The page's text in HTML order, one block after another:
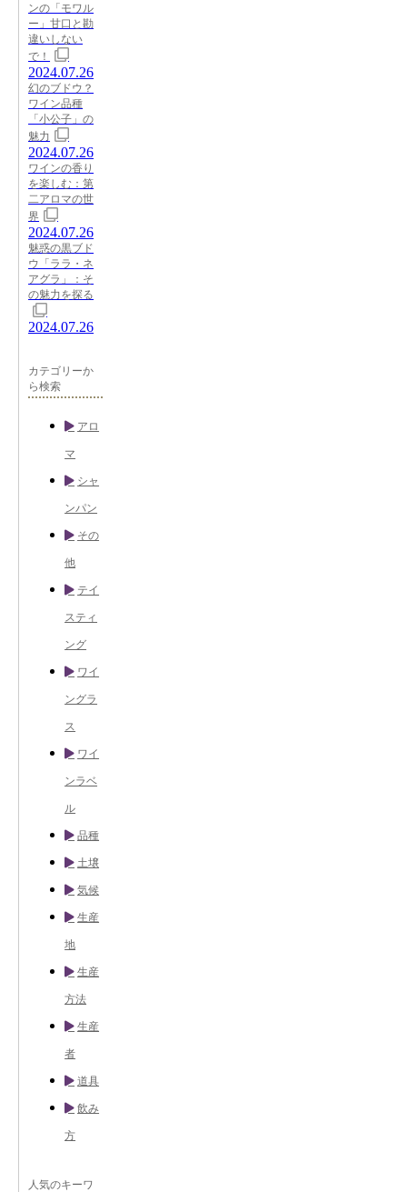
ンの「モワル
ー」甘口と勘
違いしない
で！
2024.07.26
幻のブドウ？
ワイン品種
「小公子」の
魅力
2024.07.26
ワインの香り
を楽しむ：第
二アロマの世
界
2024.07.26
魅惑の黒ブド
ウ「ララ・ネ
アグラ」：そ
の魅力を探る
2024.07.26
カテゴリーか
ら検索
アロ
マ
シャ
ンパン
その
他
テイ
スティ
ング
ワイ
ングラ
ス
ワイ
ンラベ
ル
品種
土壌
気候
生産
地
生産
方法
生産
者
道具
飲み
方
人気のキーワ